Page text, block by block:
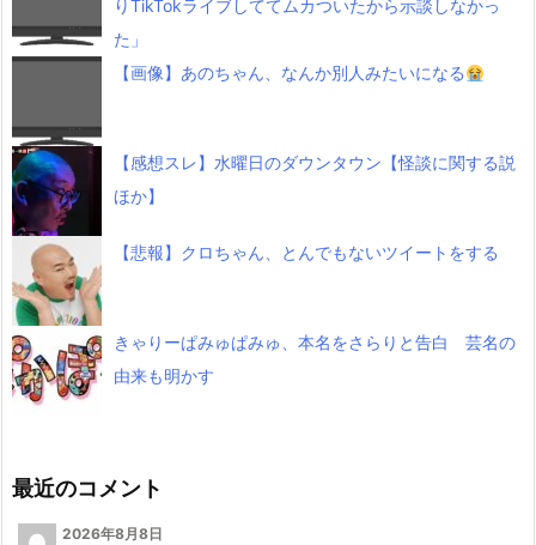
りTikTokライブしててムカついたから示談しなかっ
た」
【画像】あのちゃん、なんか別人みたいになる
【感想スレ】水曜日のダウンタウン【怪談に関する説
ほか】
【悲報】クロちゃん、とんでもないツイートをする
きゃりーぱみゅぱみゅ、本名をさらりと告白 芸名の
由来も明かす
最近のコメント
2026年8月8日